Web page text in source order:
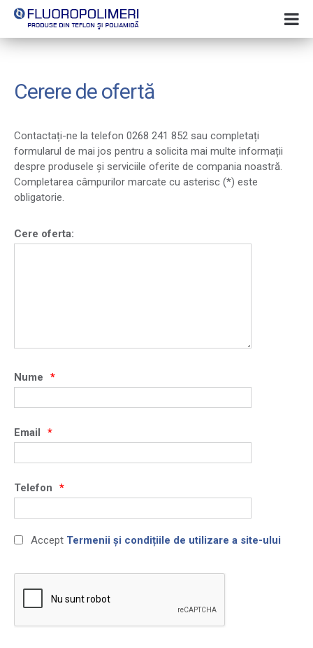
Cerere de ofertă
Contactați-ne la telefon 0268 241 852 sau completați
formularul de mai jos pentru a solicita mai multe informații
despre produsele și serviciile oferite de compania noastră.
Completarea câmpurilor marcate cu asterisc (*) este
obligatorie.
Cere oferta:
Nume
Email
Telefon
Accept Termenii și condițiile de utilizare a site-ului